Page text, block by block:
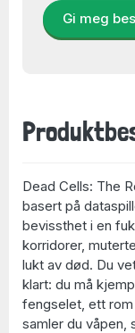
Gi meg
Dead Cells: The
basert på
bevissthet i en
korridorer,
lukt av død. Du
klart: du må
fengselet, ett
samler du våpen,